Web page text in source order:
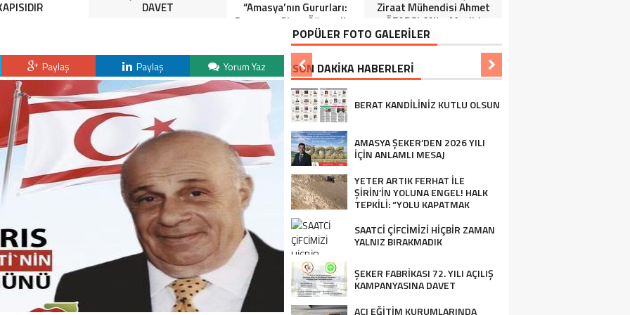
DAVET
“Amasya’nın Gururları:
Dereceye Giren Öğrenciler
İçin Anlamlı Tören”
Ziraat Mühendisi Ahmet
ÖZARSLAN’ın Mevlid
Kandili Mesajı
Paylaş Paylaş Yorum Yaz
POPÜLER FOTO GALERİLER
SON DAKİKA HABERLERİ
BERAT KANDİLİNİZ KUTLU OLSUN
AMASYA ŞEKER’DEN 2026 YILI
İÇİN ANLAMLI MESAJ
YETER ARTIK FERHAT İLE
ŞİRİN’İN YOLUNA ENGEL! HALK
TEPKİLİ: “YOLU KAPATMAK
SAATCİ ÇİFCİMİZİ HİÇBİR ZAMAN
YALNIZ BIRAKMADIK
ŞEKER FABRİKASI 72. YILI AÇILIŞ
KAMPANYASINA DAVET
AÇI EĞİTİM KURUMLARINDA